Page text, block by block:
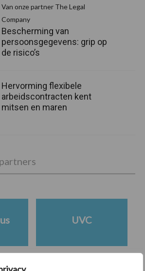
Van onze partner The Legal
Company
Bescherming van
persoonsgegevens: grip op
de risico’s
Hervorming flexibele
arbeidscontracten kent
mitsen en maren
UVC